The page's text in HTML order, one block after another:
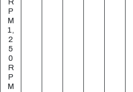
R
P
M
1,
2
5
0
R
P
M